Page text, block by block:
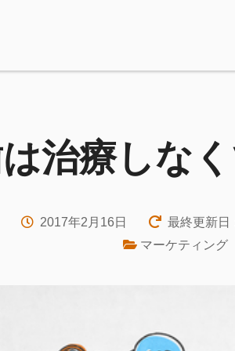
治療しな
2017年2月16日
最終更新日
マーケティング